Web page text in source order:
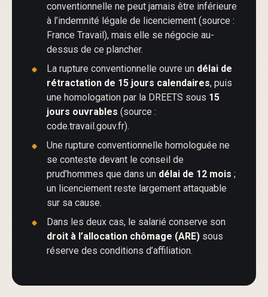
conventionnelle ne peut jamais être inférieure
à l’indemnité légale de licenciement (source :
France Travail), mais elle se négocie au-
dessus de ce plancher.
La rupture conventionnelle ouvre un délai de
rétractation de 15 jours calendaires, puis
une homologation par la DREETS sous 15
jours ouvrables (source :
code.travail.gouv.fr).
Une rupture conventionnelle homologuée ne
se conteste devant le conseil de
prud’hommes que dans un délai de 12 mois ;
un licenciement reste largement attaquable
sur sa cause.
Dans les deux cas, le salarié conserve son
droit à l’allocation chômage (ARE) sous
réserve des conditions d’affiliation.